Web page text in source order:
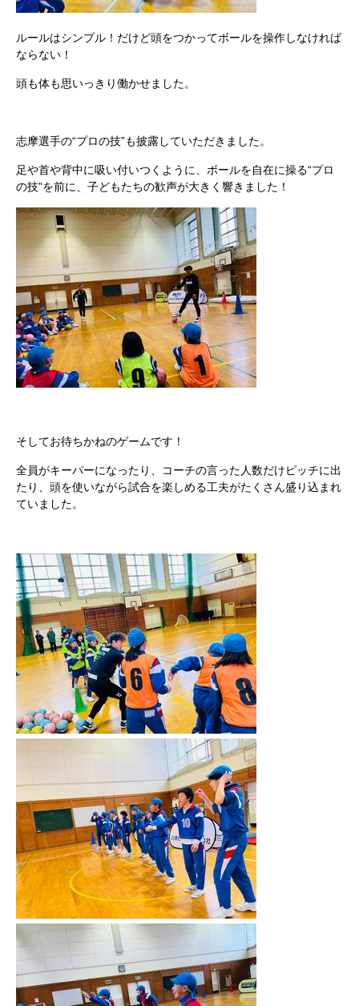
ルールはシンプル！​​だけど頭をつかってボールを操作しなければ
ならない！
頭も体も思いっきり働かせました。
志摩選手の“プロの技”も披露していただきました。
足や首や背中に吸い付いつくように、ボールを自在に操る“プロ
の技”を前に、子どもたちの歓声が大きく響きました！
そしてお待ちかねのゲームです！
全員がキーパーになったり、コーチの言った人数だけピッチに出
たり、頭を使いながら試合を楽しめる工夫がたくさん盛り込まれ
ていました。